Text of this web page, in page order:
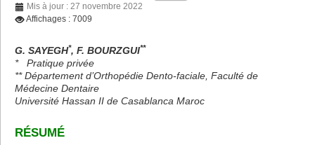
Mis à jour : 27 novembre 2022
Affichages : 7009
G. SAYEGH*, F. BOURZGUI**
*
Pratique privée
** Département d’Orthopédie Dento-faciale, Faculté de
Médecine Dentaire
Université Hassan II de Casablanca Maroc
RÉSUMÉ